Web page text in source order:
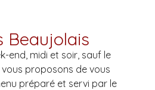
Beaujolais
end, midi et soir, sauf le
proposons de vous
préparé et servi par le